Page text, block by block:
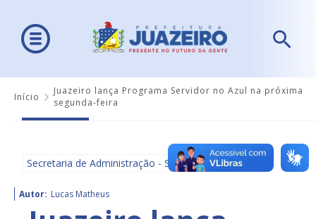
Início
Juazeiro lança Programa Servidor no Azul na próxima
segunda-feira
Secretaria de Administração - SEAD
Autor: Lucas Matheus